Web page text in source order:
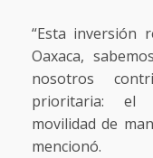
“Esta inversión
Oaxaca,
nosotros
prioritaria: el
movilidad de
mencionó.